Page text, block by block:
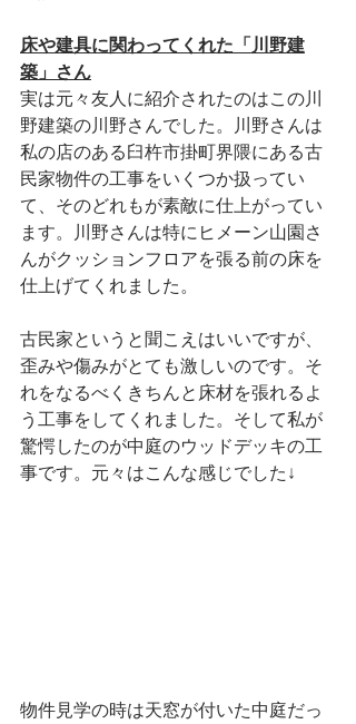
床や建具に関わってくれた「川野建
築」さん
実は元々友人に紹介されたのはこの川
野建築の川野さんでした。川野さんは
私の店のある臼杵市掛町界隈にある古
民家物件の工事をいくつか扱ってい
て、そのどれもが素敵に仕上がってい
ます。川野さんは特にヒメーン山園さ
んがクッションフロアを張る前の床を
仕上げてくれました。
古民家というと聞こえはいいですが、
歪みや傷みがとても激しいのです。そ
れをなるべくきちんと床材を張れるよ
う工事をしてくれました。そして私が
驚愕したのが中庭のウッドデッキの工
事です。元々はこんな感じでした↓
物件見学の時は天窓が付いた中庭だっ